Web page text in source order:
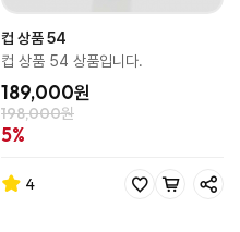
컵 상품 54
컵 상품 54 상품입니다.
189,000원
198,000원
5%
4